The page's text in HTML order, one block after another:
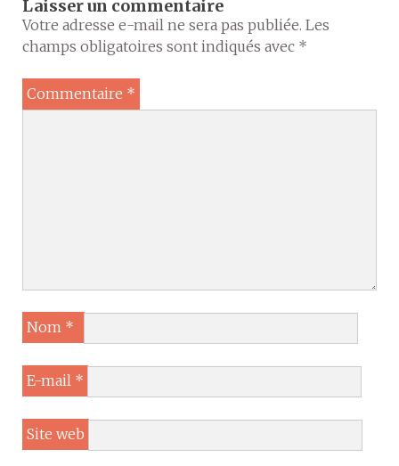
Laisser un commentaire
Votre adresse e-mail ne sera pas publiée. Les
champs obligatoires sont indiqués avec *
Commentaire *
Nom *
E-mail *
Site web